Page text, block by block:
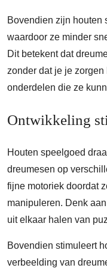
Bovendien zijn houten
waardoor ze minder
Dit betekent dat
zonder dat je je
onderdelen die ze
Ontwikkeling
Houten speelgoed
dreumesen op
fijne motoriek doordat
manipuleren. Denk
uit elkaar halen van
Bovendien stimuleert
verbeelding van